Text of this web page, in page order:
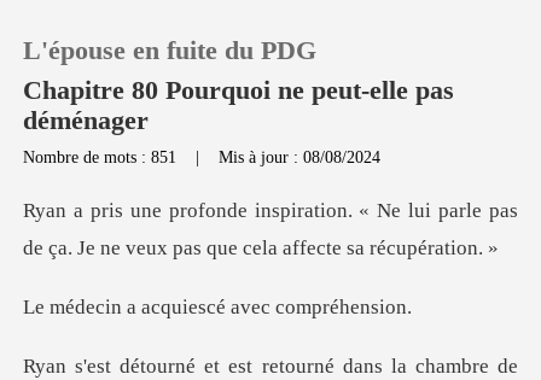
Recharger
Historique
L'épouse en fuite du PDG
Chapitre 80 Pourquoi ne peut-elle pas
déménager
Nombre de mots : 851 |Mis à jour : 08/08/2024
« Ne lui parle pas
de ça. Je ne veux p
cquiescé avec
t est retourné dans l